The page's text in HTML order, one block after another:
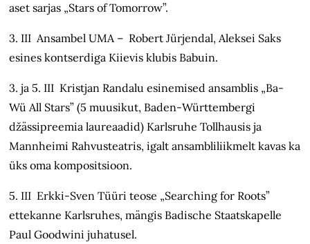
aset sarjas „Stars of Tomorrow”.
3. III Ansambel UMA – Robert Jürjendal, Aleksei Saks
esines kontserdiga Kiievis klubis Babuin.
3. ja 5. III Kristjan Randalu esinemised ansamblis „Ba-
Wü All Stars” (5 muusikut, Baden-Württembergi
džässipreemia laureaadid) Karlsruhe Tollhausis ja
Mannheimi Rahvusteatris, igalt ansambliliikmelt kavas ka
üks oma kompositsioon.
5. III Erkki-Sven Tüüri teose „Searching for Roots”
ettekanne Karlsruhes, mängis Badische Staatskapelle
Paul Goodwini juhatusel.